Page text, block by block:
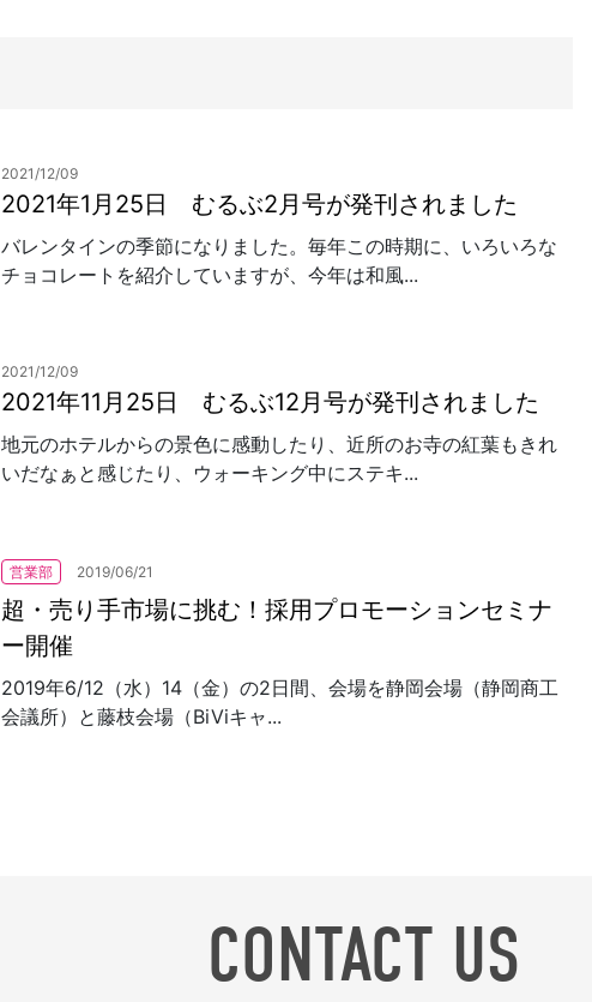
2021/12/09
2021年1月25日 むるぶ2月号が発刊されました
バレンタインの季節になりました。毎年この時期に、いろいろな
チョコレートを紹介していますが、今年は和風...
2021/12/09
2021年11月25日 むるぶ12月号が発刊されました
地元のホテルからの景色に感動したり、近所のお寺の紅葉もきれ
いだなぁと感じたり、ウォーキング中にステキ...
営業部 2019/06/21
超・売り手市場に挑む！採用プロモーションセミナ
ー開催
2019年6/12（水）14（金）の2日間、会場を静岡会場（静岡商工
会議所）と藤枝会場（BiViキャ...
CONTACT US